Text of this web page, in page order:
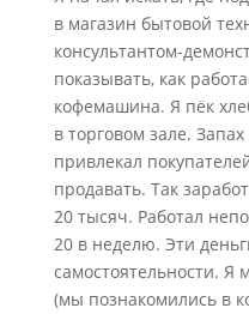
в магазин бытовой
консультантом-
показывать, как
кофемашина. Я пёк
в торговом зале.
привлекал
продавать. Так
20 тысяч. Работал
20 в неделю. Эти
самостоятельности. Я
(мы познакомились в